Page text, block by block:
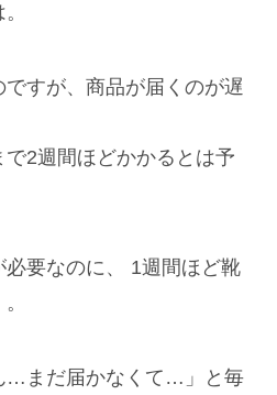
すが、商品が届くのが遅
2週間ほどかかるとは予
要なのに、 1週間ほど靴
…まだ届かなくて…」と毎